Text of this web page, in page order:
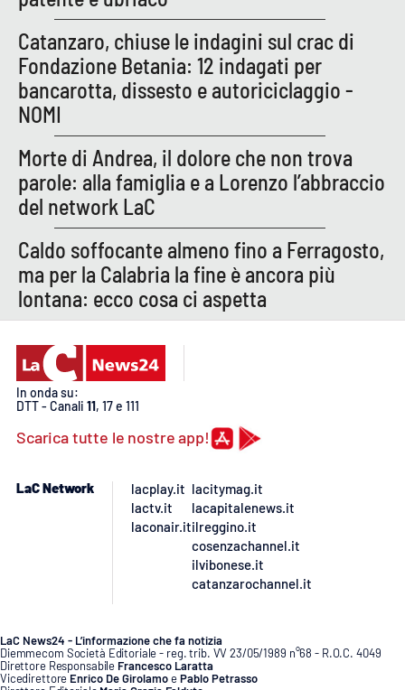
Destinazioni
Eventi
Food
Storie
LAC
NETWORK
Lacplay.it
Laconair.it
Lacitymag.it
Catanzarochannel.it
Catanzaro, chiuse le indagini sul crac di
Fondazione Betania: 12 indagati per
bancarotta, dissesto e autoriciclaggio -
NOMI
Morte di Andrea, il dolore che non trova
parole: alla famiglia e a Lorenzo l’abbraccio
del network LaC
Caldo soffocante almeno fino a Ferragosto,
ma per la Calabria la fine è ancora più
lontana: ecco cosa ci aspetta
In onda su:
DTT - Canali 11, 17 e 111
Scarica tutte le nostre app!
LaC Network
lacplay.it
lactv.it
laconair.it
lacitymag.it
lacapitalenews.it
ilreggino.it
cosenzachannel.it
ilvibonese.it
catanzarochannel.it
LaC News24 - L’informazione che fa notizia
Diemmecom Società Editoriale - reg. trib. VV 23/05/1989 n°68 - R.O.C. 4049
Direttore Responsabile Francesco Laratta
Vicedirettore Enrico De GirolamoePablo Petrasso